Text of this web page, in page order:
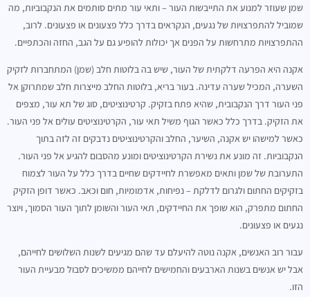
שמן שעוזר למנוע את התייבשות העור – ותאי עור מתים סותמים את הנקבוביות, מה
שמוביל להתפרצויות של נגעים, הנקראים בדרך כלל פצעונים או פצעונים. לרוב,
ההתפרצויות מתרחשות על הפנים אך יכולות להופיע גם על הגב, החזה והכתפיים.
אקנה היא הפרעה דלקתית של העור, שיש בה בלוטות חלב (שמן) המתחברות לזקיק
השערה, המכיל שערה עדינה. בעור בריא, בלוטות החלב מייצרות חלב שמתרוקן אל
פני העור דרך הנקבובית, שהיא פתח בזקיק. קרטינוציטים, סוג של תא עור, מצפים
את הזקיק. בדרך כלל כאשר הגוף משיל תאי עור, הקרטינוציטים עולים אל פני העור.
כאשר למישהו יש אקנה, השיער, החלב והקרטינוציטים נדבקים זה לזה בתוך
הנקבוביות. זה מונע את נשירת הקרטינוציטים ומונע מהסבום להגיע אל פני העור.
התערובת של שמן ותאים מאפשרת לחיידקים שחיים בדרך כלל על העור לצמוח
בזקיקים החתום ולגרום לדלקת – נפיחות, אדמומיות, חום וכאב. כאשר דופן הזקיק
החתום מתפרק, הוא שופך את החיידקים, תאי העור והשומן לתוך העור הסמוך, ויוצר
נגעים או פצעונים.
עבור רוב האנשים, אקנה נוטה להיעלם עד שהם מגיעים לשנות השלושים לחייהם,
אבל יש אנשים בשנות הארבעים והחמישים לחייהם ממשיכים לסבול מבעיית העור
הזו.